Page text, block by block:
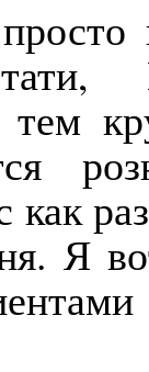
тем
как
Я